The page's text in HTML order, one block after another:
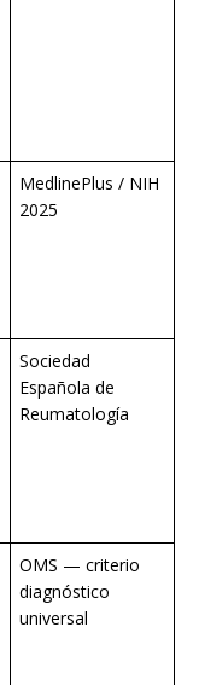
MedlinePlus / NIH
2025
Sociedad
Española de
Reumatología
OMS — criterio
diagnóstico
universal